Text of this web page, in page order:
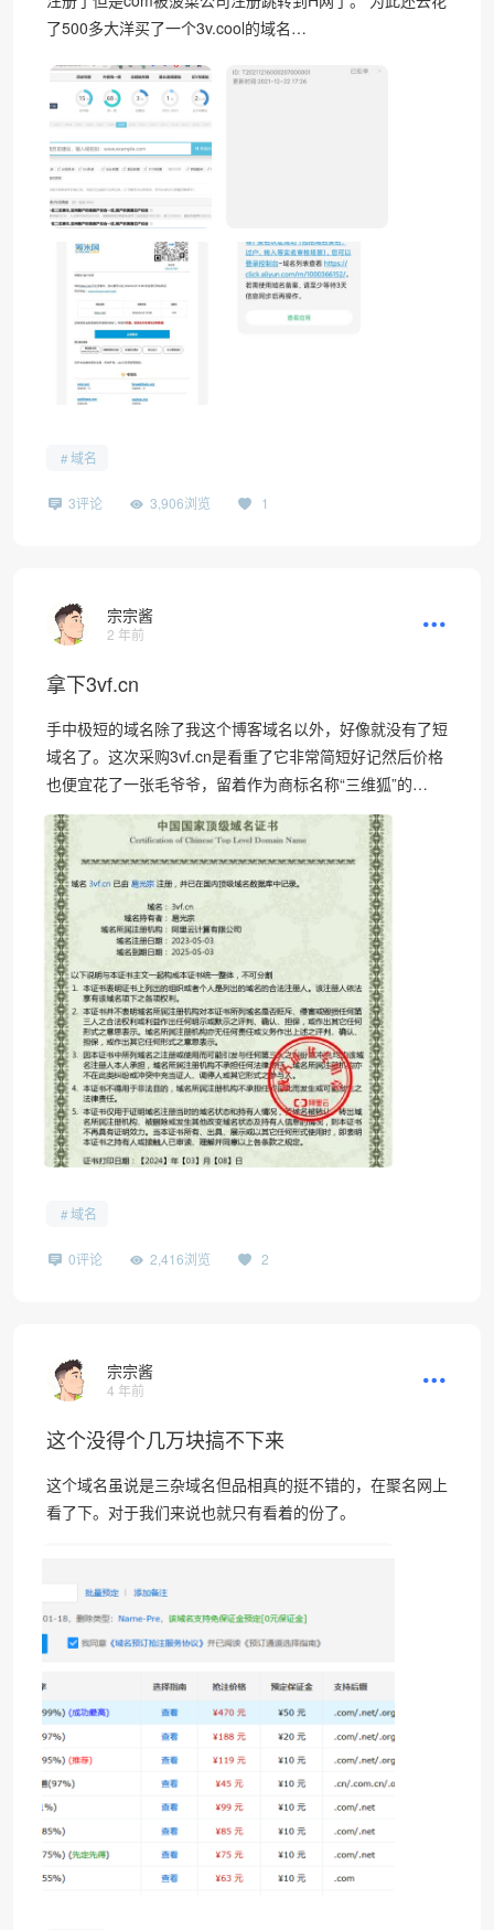
了500多大洋买了一个3v.cool的域名…
域名
3评论 3,906浏览 1
宗宗酱
2 年前
拿下3vf.cn
手中极短的域名除了我这个博客域名以外，好像就没有了短
域名了。这次采购3vf.cn是看重了它非常简短好记然后价格
也便宜花了一张毛爷爷，留着作为商标名称“三维狐”的…
域名
0评论 2,416浏览 2
宗宗酱
4 年前
这个没得个几万块搞不下来
这个域名虽说是三杂域名但品相真的挺不错的，在聚名网上
看了下。对于我们来说也就只有看着的份了。